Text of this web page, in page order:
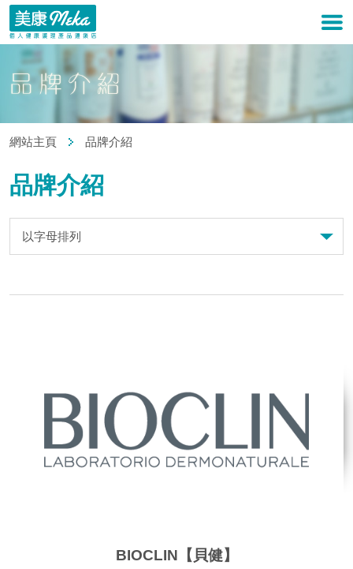
網站主頁 品牌介紹
品牌介紹
BIOCLIN【貝健】